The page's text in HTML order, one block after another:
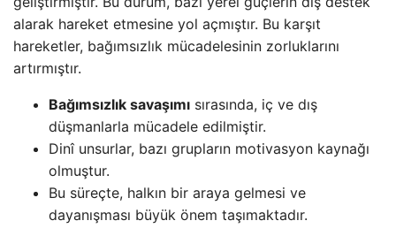
alarak hareket etmesine yol açmıştır. Bu karşıt
hareketler, bağımsızlık mücadelesinin zorluklarını
artırmıştır.
Bağımsızlık savaşımı sırasında, iç ve dış
düşmanlarla mücadele edilmiştir.
Dinî unsurlar, bazı grupların motivasyon kaynağı
olmuştur.
Bu süreçte, halkın bir araya gelmesi ve
dayanışması büyük önem taşımaktadır.